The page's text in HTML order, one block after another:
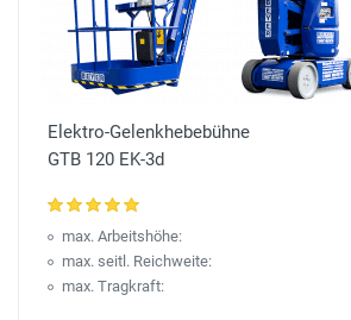
Elektro-Gelenkhebebühne
GTB 120 EK-3d
max. Arbeitshöhe:
max. seitl. Reichweite:
max. Tragkraft: